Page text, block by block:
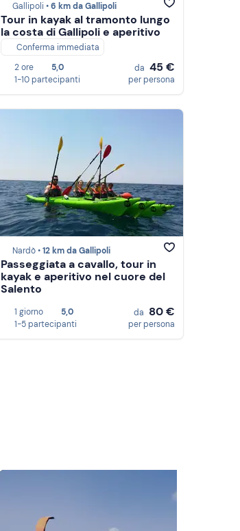
Gallipoli •6 km da Gallipoli
Tour in kayak al tramonto lungo
la costa di Gallipoli e aperitivo
Conferma immediata
2 ore
5,0
1-10 partecipanti
da 45 €
per persona
Nardò •12 km da Gallipoli
Passeggiata a cavallo, tour in
kayak e aperitivo nel cuore del
Salento
1 giorno
5,0
1-5 partecipanti
da 80 €
per persona